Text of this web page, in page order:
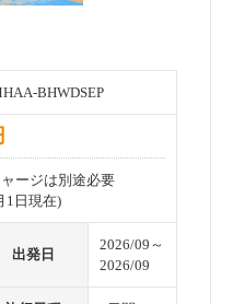
BHWDSEP
ージは別途必要
1日現在)
出発日
2026/09～
2026/09